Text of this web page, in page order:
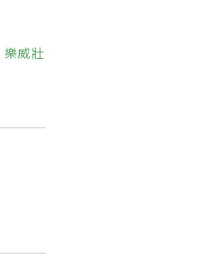
樂威壯